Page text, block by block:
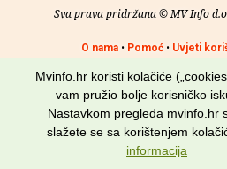
Sva prava pridržana © MV Info
O nama• Pomoć• Uvjeti
Potraži nas
Mvinfo.hr koristi kolačiće
vam pružio bolje korisničko
Nastavkom pregleda mvinfo.hr
slažete se sa korištenjem
informacija